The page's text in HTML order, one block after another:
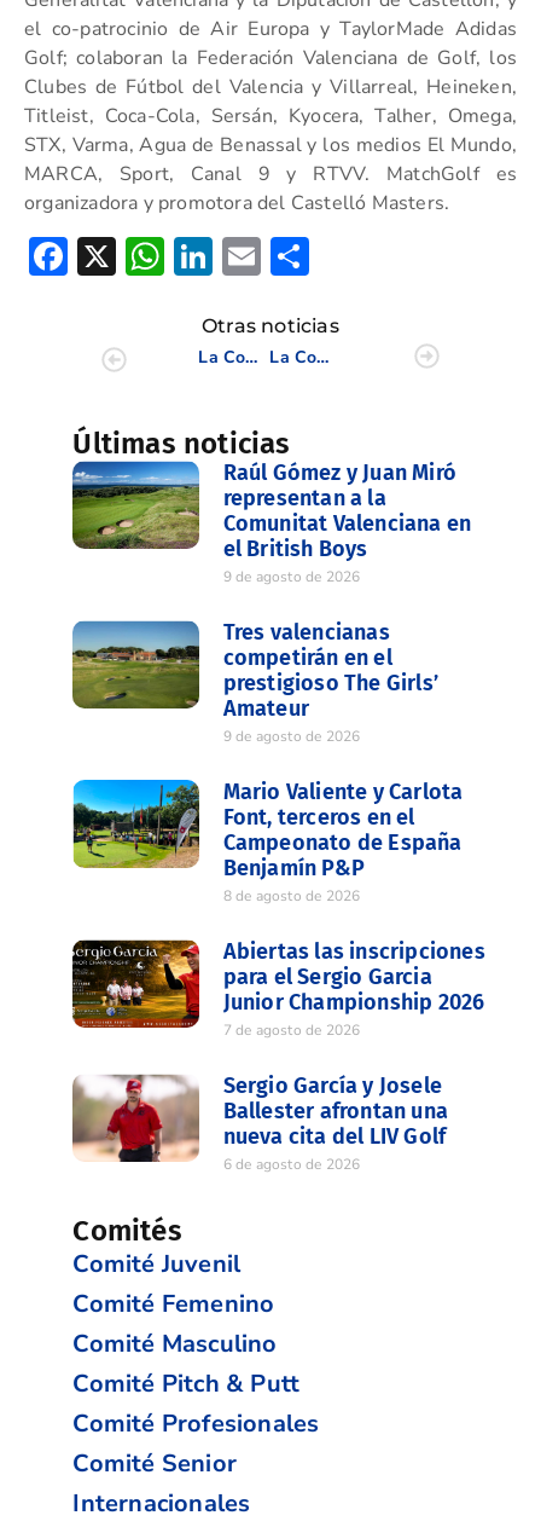
el co-patrocinio de Air Europa y TaylorMade Adidas
Golf; colaboran la Federación Valenciana de Golf, los
Clubes de Fútbol del Valencia y Villarreal, Heineken,
Titleist, Coca-Cola, Sersán, Kyocera, Talher, Omega,
STX, Varma, Agua de Benassal y los medios El Mundo,
MARCA, Sport, Canal 9 y RTVV. MatchGolf es
organizadora y promotora del Castelló Masters.
Facebook
X WhatsApp
LinkedIn
Email
Otras noticias
La Comunidad Valenciana a por la victoria en el Interterritorial Sub-25 Masculino
La Comunidad Valenciana arranca quinta en el Interterritorial Sub 25 Masculino
Últimas noticias
Raúl Gómez y Juan Miró
representan a la
Comunitat Valenciana en
el British Boys
9 de agosto de 2026
Tres valencianas
competirán en el
prestigioso The Girls’
Amateur
9 de agosto de 2026
Mario Valiente y Carlota
Font, terceros en el
Campeonato de España
Benjamín P&P
8 de agosto de 2026
Abiertas las inscripciones
para el Sergio Garcia
Junior Championship 2026
7 de agosto de 2026
Sergio García y Josele
Ballester afrontan una
nueva cita del LIV Golf
6 de agosto de 2026
Comités
Comité Juvenil
Comité Femenino
Comité Masculino
Comité Pitch & Putt
Comité Profesionales
Comité Senior
Internacionales